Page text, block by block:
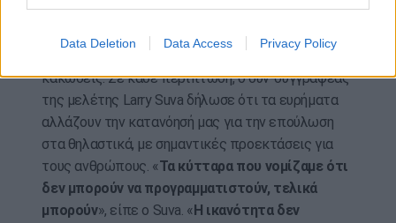
Data Deletion Data Access Privacy Policy
επιστήμονες ελπίζουν ότι μπορεί να βοηθήσει στη
μείωση των ουλών και στην ενίσχυση της
αναγέννησης ιστών μετά από τραυματικές
κακώσεις. Σε κάθε περίπτωση, ο συν-συγγραφέας
της μελέτης Larry Suva δήλωσε ότι τα ευρήματα
αλλάζουν την κατανόησή μας για την επούλωση
στα θηλαστικά, με σημαντικές προεκτάσεις για
τους ανθρώπους. «Τα κύτταρα που νομίζαμε ότι
δεν μπορούν να προγραμματιστούν, τελικά
μπορούν», είπε ο Suva. «Η ικανότητα δεν